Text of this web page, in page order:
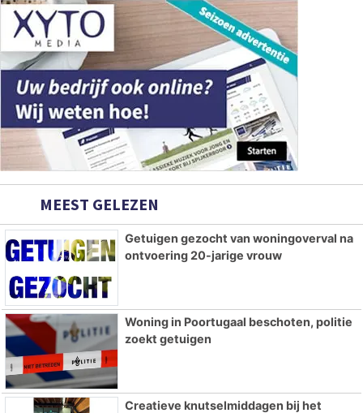
MEEST GELEZEN
Getuigen gezocht van woningoverval na
ontvoering 20-jarige vrouw
Woning in Poortugaal beschoten, politie
zoekt getuigen
Creatieve knutselmiddagen bij het